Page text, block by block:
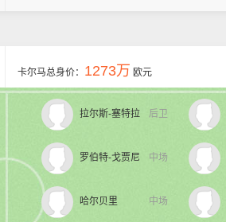
卡尔马总身价： 1273万 欧元
后卫
拉尔斯-塞特拉
中场
罗伯特-戈贾尼
中场
哈尔贝里